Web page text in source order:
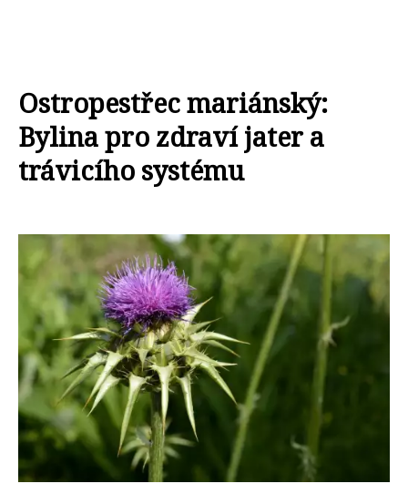
Ostropestřec mariánský:
Bylina pro zdraví jater a
trávicího systému